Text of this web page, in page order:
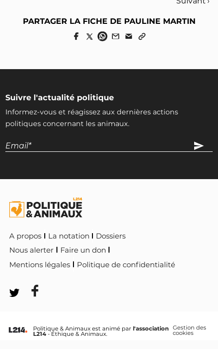
PARTAGER LA FICHE DE PAULINE MARTIN
Suivre l'actualité politique
Informez-vous et réagissez aux dernières actions
politiques concernant les animaux.
A propos La notation
Dossiers
Nous alerter
Faire un don
Mentions légales
Politique de confidentialité
Politique & Animaux est animé par l'association
L214 - Éthique & Animaux.
Gestion des
cookies